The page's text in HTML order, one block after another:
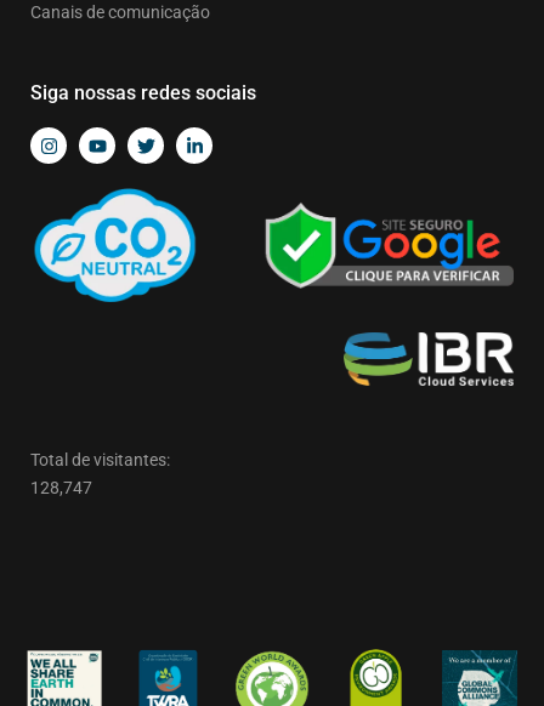
Canais de comunicação
Siga nossas redes sociais
Total de visitantes:
128,747